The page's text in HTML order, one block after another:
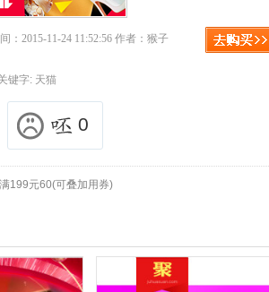
：2015-11-24 11:52:56 作者：猴子
键字: 天猫
0
199元60(可叠加用券)